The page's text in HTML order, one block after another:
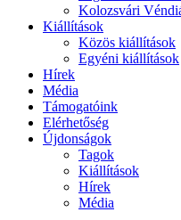
Kolozsvári
Kiállítások
Közös kiállítások
Egyéni kiállítások
Hírek
Média
Támogatóink
Elérhetőség
Újdonságok
Tagok
Kiállítások
Hírek
Média